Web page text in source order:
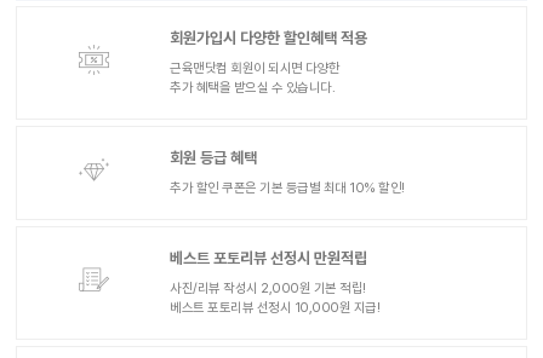
회원가입시 다양한 할인혜택 적용
근육맨닷컴 회원이 되시면 다양한
추가 혜택을 받으실 수 있습니다.
회원 등급 혜택
추가 할인 쿠폰은 기본 등급별 최대 10% 할인!
베스트 포토리뷰 선정시 만원적립
사진/리뷰 작성시 2,000원 기본 적립!
베스트 포토리뷰 선정시 10,000원 지급!